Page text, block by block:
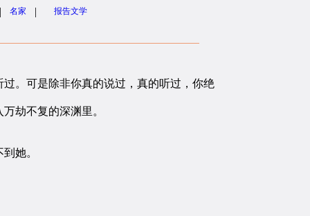
| 名家 | 报告文学
。可是除非你真的说过，真的听过，你绝
劫不复的深渊里。
她。